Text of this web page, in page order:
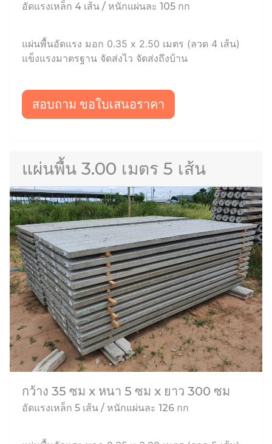
อัดแรงเหล็ก 4 เส้น / หนักแผ่นละ 105 กก
แผ่นพื้นอัดแรง มอก 0.35 x 2.50 เมตร (ลวด 4 เส้น)
แข็งแรงมาตรฐาน จัดส่งไว จัดส่งถึงบ้าน
สอบถาม ขอใบเสนอราคา
แผ่นพื้น 3.00 เมตร 5 เส้น
กว้าง 35 ซม x หนา 5 ซม x ยาว 300 ซม
อัดแรงเหล็ก 5 เส้น / หนักแผ่นละ 126 กก